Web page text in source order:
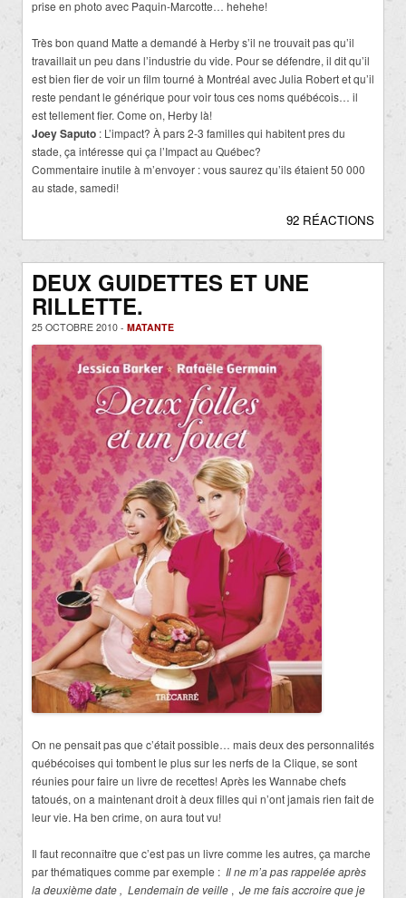
prise en photo avec Paquin-Marcotte… hehehe!
Très bon quand Matte a demandé à Herby s’il ne trouvait pas qu’il
travaillait un peu dans l’industrie du vide. Pour se défendre, il dit qu’il
est bien fier de voir un film tourné à Montréal avec Julia Robert et qu’il
reste pendant le générique pour voir tous ces noms québécois… il
est tellement fier. Come on, Herby là!
Joey Saputo : L’impact? À pars 2-3 familles qui habitent pres du
stade, ça intéresse qui ça l’Impact au Québec?
Commentaire inutile à m’envoyer : vous saurez qu’ils étaient 50 000
au stade, samedi!
92 RÉACTIONS
DEUX GUIDETTES ET UNE
RILLETTE.
25 OCTOBRE 2010 - MATANTE
On ne pensait pas que c’était possible… mais deux des personnalités
québécoises qui tombent le plus sur les nerfs de la Clique, se sont
réunies pour faire un livre de recettes! Après les Wannabe chefs
tatoués, on a maintenant droit à deux filles qui n’ont jamais rien fait de
leur vie. Ha ben crime, on aura tout vu!
Il faut reconnaître que c’est pas un livre comme les autres, ça marche
par thématiques comme par exemple : Il ne m’a pas rappelée après
la deuxième date , Lendemain de veille , Je me fais accroire que je